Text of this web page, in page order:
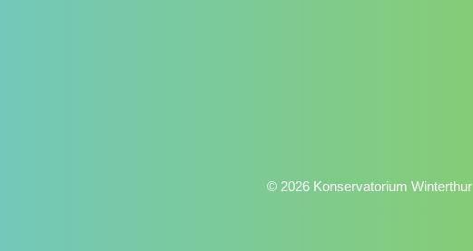
© 2026 Konservatorium Winterthur